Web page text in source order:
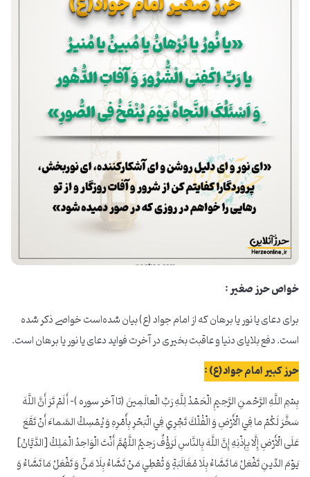
خواص حرز صغیر :
برای دعای یا نور یا برهان که از امام جواد (ع) بیان شده‌است خواصی ذکر شده
است. دفع بلایای دنیا و عاقبت بخیری در آخرت فواید دعای یا نور یا برهان است.
حرز کبیر امام جواد(ع) :
بِسْمِ اللَّهِ الرَّحْمنِ الرَّحِيمِ الْحَمْدُ لِلَّهِ رَبِّ الْعالَمِينَ (تا آخر سوره )- أَ لَمْ تَرَ أَنَّ اللَّهَ
سَخَّرَ لَكُمْ ما فِي الْأَرْضِ وَ الْفُلْكَ تَجْرِي فِي الْبَحْرِ بِأَمْرِهِ وَ يُمْسِكُ السَّماءَ أَنْ تَقَعَ
عَلَى الْأَرْضِ إِلَّا بِإِذْنِهِ إِنَّ اللَّهَ بِالنَّاسِ لَرَؤُفٌ رَحِيمٌ اللَّهُمَّ أَنْتَ الْوَاحِدُ الْمَلِكُ [الدَّيَّانُ‏]
يَوْمَ الدِّينِ تَفْعَلُ مَا تَشَاءُ بِلَا مُغَالَبَةٍ وَ تُعْطِي مَنْ تَشَاءُ بِلَا مَنٍّ وَ تَفْعَلُ مَا تَشَاءُ وَ